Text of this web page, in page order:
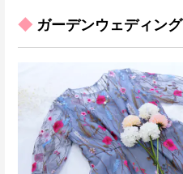
◆ ガーデンウェディング